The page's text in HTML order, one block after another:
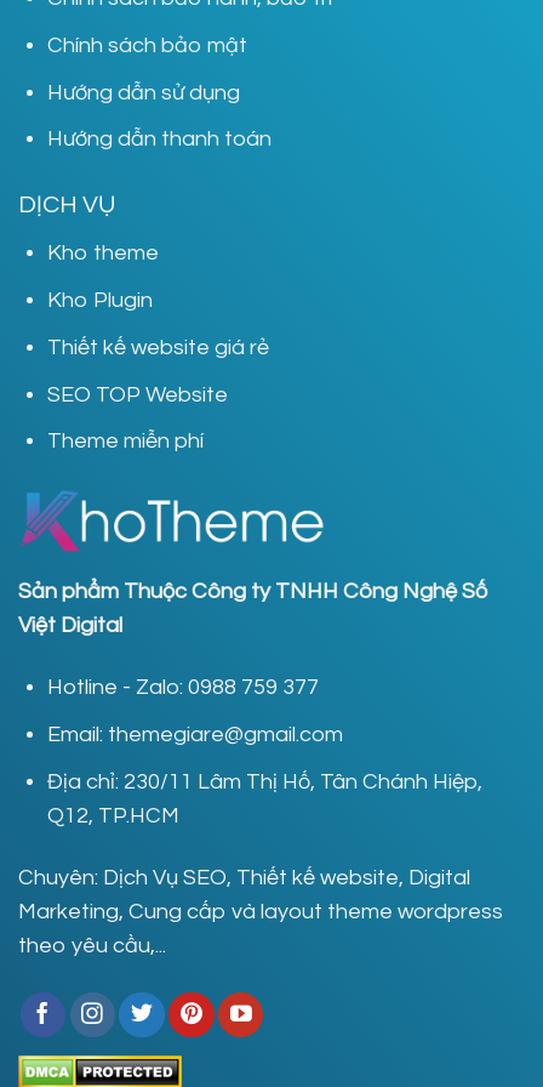
Chính sách bảo mật
Hướng dẫn sử dụng
Hướng dẫn thanh toán
DỊCH VỤ
Kho theme
Kho Plugin
Thiết kế website giá rẻ
SEO TOP Website
Theme miễn phí
Sản phẩm Thuộc Công ty TNHH Công Nghệ Số
Việt Digital
Hotline - Zalo: 0988 759 377
Email: themegiare@gmail.com
Địa chỉ: 230/11 Lâm Thị Hố, Tân Chánh Hiệp,
Q12, TP.HCM
Chuyên: Dịch Vụ SEO, Thiết kế website, Digital
Marketing, Cung cấp và layout theme wordpress
theo yêu cầu,...